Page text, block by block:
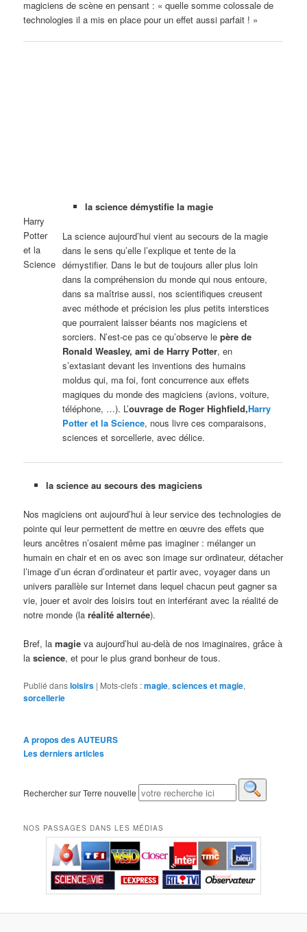
magiciens de scène en pensant : « quelle somme colossale de
technologies il a mis en place pour un effet aussi parfait ! »
Harry
Potter
et la
Science
la science démystifie la magie
La science aujourd’hui vient au secours de la magie
dans le sens qu’elle l’explique et tente de la
démystifier. Dans le but de toujours aller plus loin
dans la compréhension du monde qui nous entoure,
dans sa maîtrise aussi, nos scientifiques creusent
avec méthode et précision les plus petits interstices
que pourraient laisser béants nos magiciens et
sorciers. N’est-ce pas ce qu’observe lepère de
Ronald Weasley, ami de Harry Potter, en
s’extasiant devant les inventions des humains
moldus qui, ma foi, font concurrence aux effets
magiques du monde des magiciens (avions, voiture,
téléphone, …). L’ouvrage de Roger Highfield,Harry
Potter et la Science, nous livre ces comparaisons,
sciences et sorcellerie, avec délice.
la science au secours des magiciens
Nos magiciens ont aujourd’hui à leur service des technologies de
pointe qui leur permettent de mettre en œuvre des effets que
leurs ancêtres n’osaient même pas imaginer : mélanger un
humain en chair et en os avec son image sur ordinateur, détacher
l’image d’un écran d’ordinateur et partir avec, voyager dans un
univers parallèle sur Internet dans lequel chacun peut gagner sa
vie, jouer et avoir des loisirs tout en interférant avec la réalité de
notre monde (laréalité alternée).
Bref, lamagie va aujourd’hui au-delà de nos imaginaires, grâce à
lascience, et pour le plus grand bonheur de tous.
Publié dansloisirs | Mots-clefs :magie,sciences et magie,
sorcellerie
A propos des AUTEURS
Les derniers articles
Rechercher sur Terre nouvelle
NOS PASSAGES DANS LES MÉDIAS